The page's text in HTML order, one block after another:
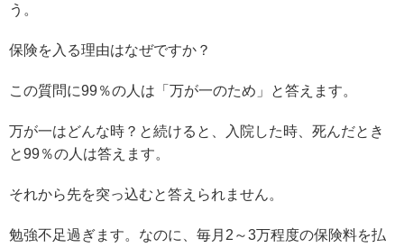
う。
保険を入る理由はなぜですか？
この質問に99％の人は「万が一のため」と答えます。
万が一はどんな時？と続けると、入院した時、死んだとき
と99％の人は答えます。
それから先を突っ込むと答えられません。
勉強不足過ぎます。なのに、毎月2～3万程度の保険料を払